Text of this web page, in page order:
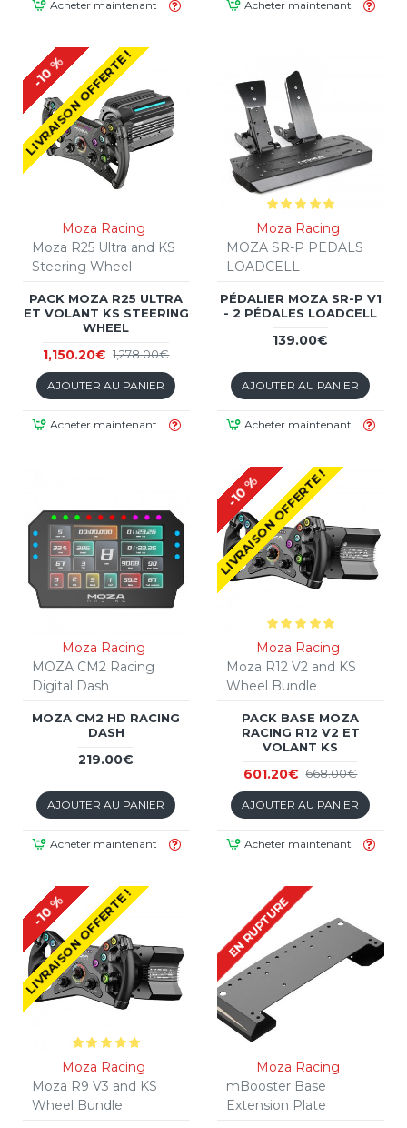
Acheter maintenant Acheter maintenant
LIVRAISON OFFERTE !
-10 %
Moza Racing
Moza R25 Ultra and KS
Steering Wheel
PACK MOZA R25 ULTRA
ET VOLANT KS STEERING
WHEEL
1,150.20€ 1,278.00€
AJOUTER AU PANIER
Acheter maintenant
Moza Racing
MOZA SR-P PEDALS
LOADCELL
PÉDALIER MOZA SR-P V1
- 2 PÉDALES LOADCELL
139.00€
AJOUTER AU PANIER
Acheter maintenant
Moza Racing
MOZA CM2 Racing
Digital Dash
MOZA CM2 HD RACING
DASH
219.00€
AJOUTER AU PANIER
Acheter maintenant
LIVRAISON OFFERTE !
-10 %
Moza Racing
Moza R12 V2 and KS
Wheel Bundle
PACK BASE MOZA
RACING R12 V2 ET
VOLANT KS
601.20€ 668.00€
AJOUTER AU PANIER
Acheter maintenant
LIVRAISON OFFERTE !
-10 %
Moza Racing
Moza R9 V3 and KS
Wheel Bundle
EN RUPTURE
Moza Racing
mBooster Base
Extension Plate